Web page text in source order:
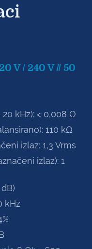
V / 240 V // 50
kHz): < 0,008 Ω
110 kΩ
izlaz: 1,3 Vrms
izlaz): 1
kHz